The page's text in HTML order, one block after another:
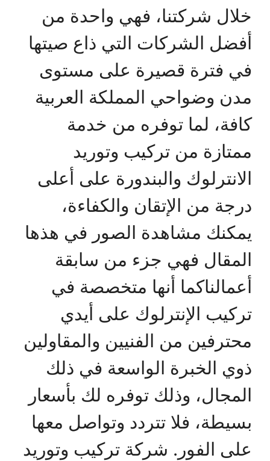
خلال شركتنا، فهي واحدة من
أفضل الشركات التي ذاع صيتها
في فترة قصيرة على مستوى
مدن وضواحي المملكة العربية
كافة، لما توفره من خدمة
ممتازة من تركيب وتوريد
الانترلوك والبندورة على أعلى
درجة من الإتقان والكفاءة،
يمكنك مشاهدة الصور في هذها
المقال فهي جزء من سابقة
أعمالناكما أنها متخصصة في
تركيب الإنترلوك على أيدي
محترفين من الفنيين والمقاولين
ذوي الخبرة الواسعة في ذلك
المجال، وذلك توفره لك بأسعار
بسيطة، فلا تتردد وتواصل معها
على الفور. شركة تركيب وتوريد